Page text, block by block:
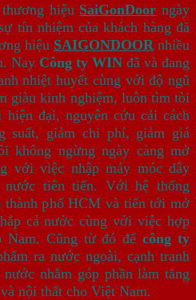
hiệu SaiGonDoor ngày
tín nhiệm của khách hàng đã
hiệu SAIGONDOOR nhiều
Nay Công ty WIN đã và đang
nhiệt huyết cùng với độ ngũ
giàu kinh nghiệm, luôn tìm tòi
đại, nguyên cứu cải cách
suất, giảm chi phí, giảm giá
không ngừng ngày càng mở
với việc nhập máy móc dây
nước tiên tiến. Với hệ thống
thành phố HCM và tiến tới mở
cả nước cùng với việc hợp
Nam. Cũng từ đó đểcông ty
ra nước ngoài, cạnh tranh
nhằm góp phần làm tăng
nội thất cho Việt Nam.